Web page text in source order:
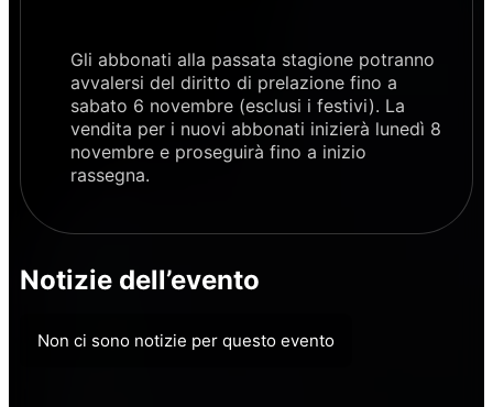
Gli abbonati alla passata stagione potranno
avvalersi del diritto di prelazione fino a
sabato 6 novembre (esclusi i festivi). La
vendita per i nuovi abbonati inizierà lunedì 8
novembre e proseguirà fino a inizio
rassegna.
Notizie dell’evento
Non ci sono notizie per questo evento